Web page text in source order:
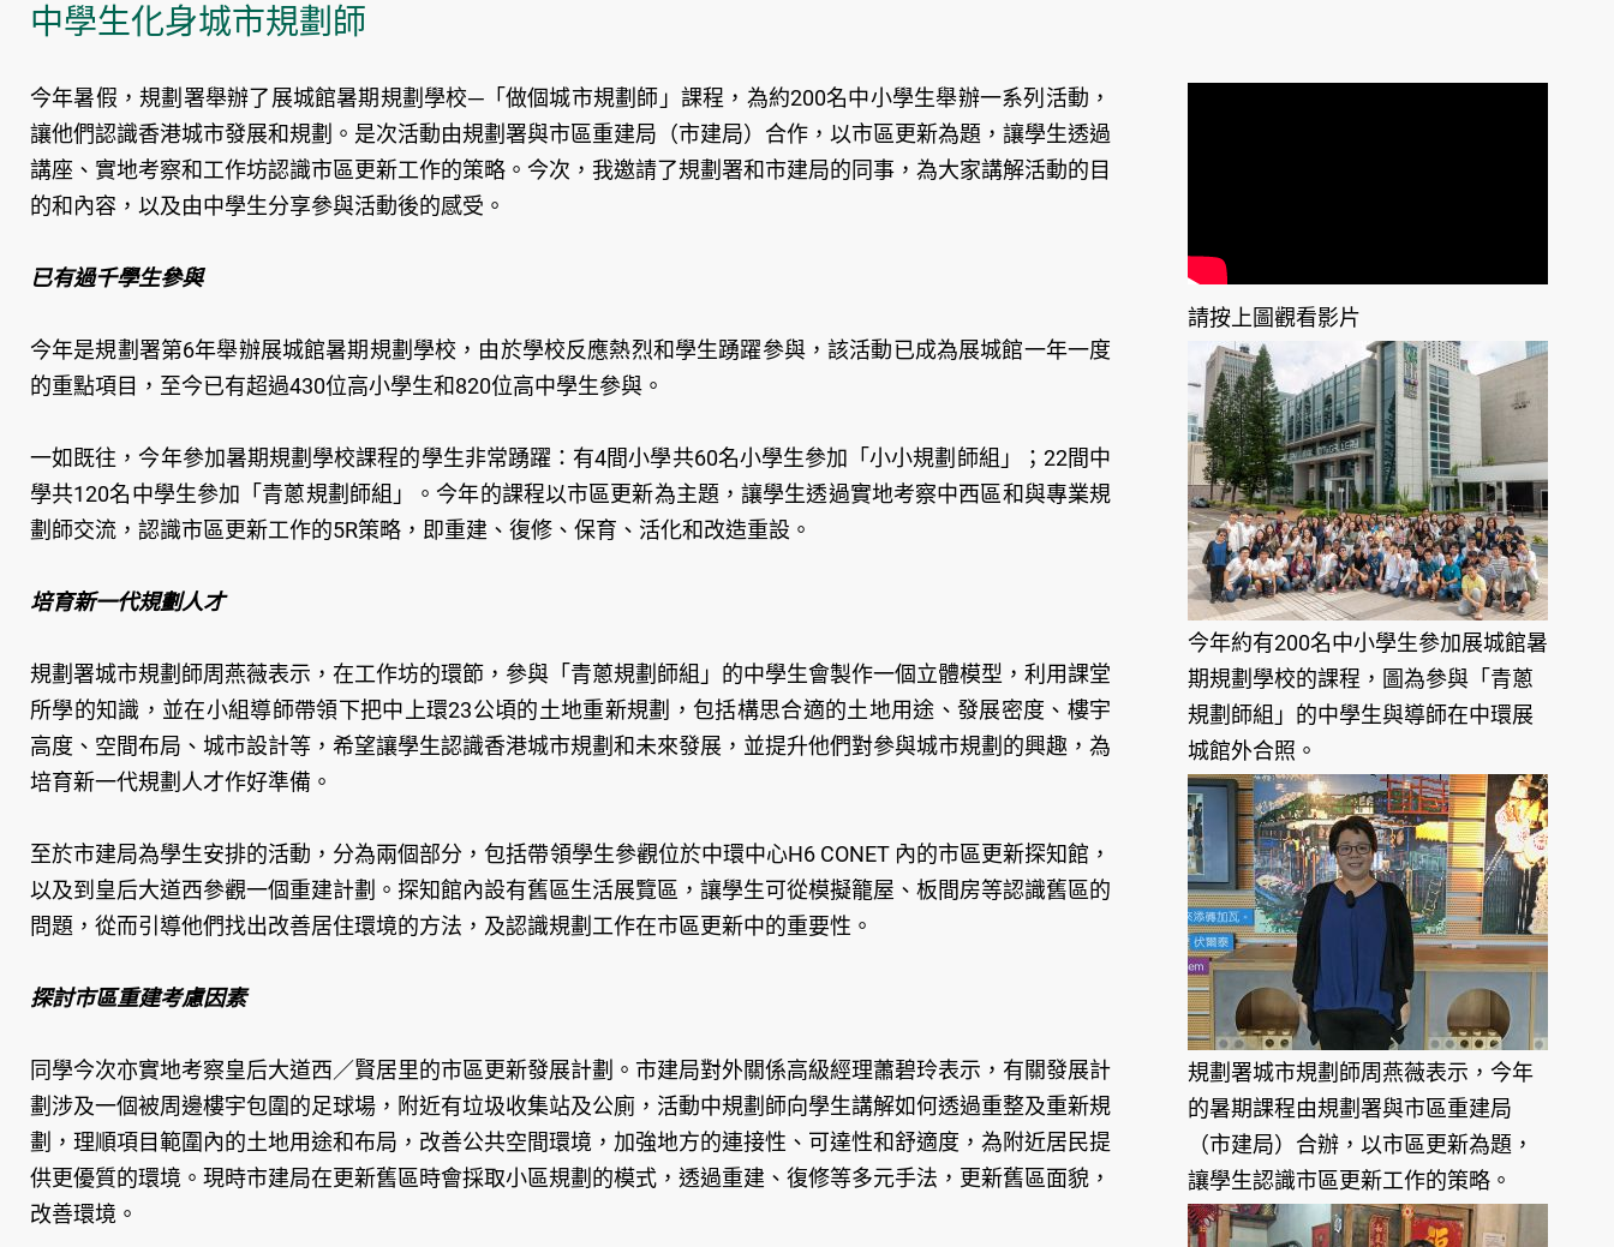
中學生化身城市規劃師
今年暑假，規劃署舉辦了展城館暑期規劃學校─「做個城市規劃師」課程，為約200名中小學生舉辦一系列活動，
讓他們認識香港城市發展和規劃。是次活動由規劃署與市區重建局（市建局）合作，以市區更新為題，讓學生透過
講座、實地考察和工作坊認識市區更新工作的策略。今次，我邀請了規劃署和市建局的同事，為大家講解活動的目
的和內容，以及由中學生分享參與活動後的感受。
已有過千學生參與
今年是規劃署第6年舉辦展城館暑期規劃學校，由於學校反應熱烈和學生踴躍參與，該活動已成為展城館一年一度
的重點項目，至今已有超過430位高小學生和820位高中學生參與。
一如既往，今年參加暑期規劃學校課程的學生非常踴躍：有4間小學共60名小學生參加「小小規劃師組」；22間中
學共120名中學生參加「青蔥規劃師組」。今年的課程以市區更新為主題，讓學生透過實地考察中西區和與專業規
劃師交流，認識市區更新工作的5R策略，即重建、復修、保育、活化和改造重設。
培育新一代規劃人才
規劃署城市規劃師周燕薇表示，在工作坊的環節，參與「青蔥規劃師組」的中學生會製作一個立體模型，利用課堂
所學的知識，並在小組導師帶領下把中上環23公頃的土地重新規劃，包括構思合適的土地用途、發展密度、樓宇
高度、空間布局、城市設計等，希望讓學生認識香港城市規劃和未來發展，並提升他們對參與城市規劃的興趣，為
培育新一代規劃人才作好準備。
至於市建局為學生安排的活動，分為兩個部分，包括帶領學生參觀位於中環中心H6 CONET 內的市區更新探知館，
以及到皇后大道西參觀一個重建計劃。探知館內設有舊區生活展覽區，讓學生可從模擬籠屋、板間房等認識舊區的
問題，從而引導他們找出改善居住環境的方法，及認識規劃工作在市區更新中的重要性。
探討市區重建考慮因素
同學今次亦實地考察皇后大道西／賢居里的市區更新發展計劃。市建局對外關係高級經理蕭碧玲表示，有關發展計
劃涉及一個被周邊樓宇包圍的足球場，附近有垃圾收集站及公廁，活動中規劃師向學生講解如何透過重整及重新規
劃，理順項目範圍內的土地用途和布局，改善公共空間環境，加強地方的連接性、可達性和舒適度，為附近居民提
供更優質的環境。現時市建局在更新舊區時會採取小區規劃的模式，透過重建、復修等多元手法，更新舊區面貌，
改善環境。
請按上圖觀看影片
今年約有200名中小學生參加展城館暑
期規劃學校的課程，圖為參與「青蔥
規劃師組」的中學生與導師在中環展
城館外合照。
規劃署城市規劃師周燕薇表示，今年
的暑期課程由規劃署與市區重建局
（市建局）合辦，以市區更新為題，
讓學生認識市區更新工作的策略。